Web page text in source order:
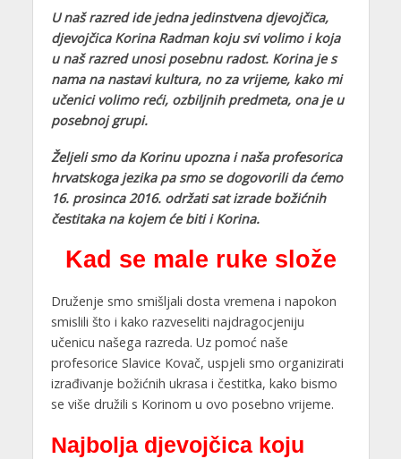
U naš razred ide jedna jedinstvena djevojčica,
djevojčica Korina Radman koju svi volimo i koja
u naš razred unosi posebnu radost. Korina je s
nama na nastavi kultura, no za vrijeme, kako mi
učenici volimo reći, ozbiljnih predmeta, ona je u
posebnoj grupi.
Željeli smo da Korinu upozna i naša profesorica
hrvatskoga jezika pa smo se dogovorili da ćemo
16. prosinca 2016. održati sat izrade božićnih
čestitaka na kojem će biti i Korina.
Kad se male ruke slože
Druženje smo smišljali dosta vremena i napokon
smislili što i kako razveseliti najdragocjeniju
učenicu našega razreda. Uz pomoć naše
profesorice Slavice Kovač, uspjeli smo organizirati
izrađivanje božićnih ukrasa i čestitka, kako bismo
se više družili s Korinom u ovo posebno vrijeme.
Najbolja djevojčica koju